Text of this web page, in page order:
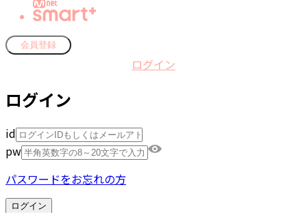
会員登録
ログイン
ログイン
id
pw
パスワードをお忘れの方
ログイン